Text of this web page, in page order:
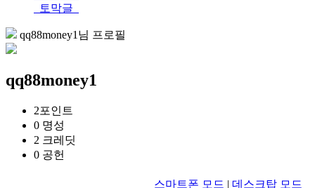
토막글
qq88money1님 프로필
qq88money1
2포인트
0 명성
2 크레딧
0 공헌
스마트폰 모드 | 데스크탑 모드